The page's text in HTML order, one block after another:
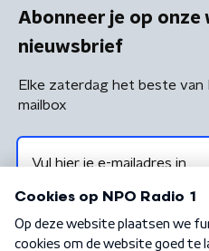
Abonneer je op onze
nieuwsbrief
Elke zaterdag het beste van
mailbox